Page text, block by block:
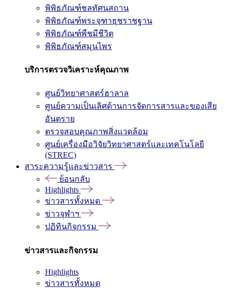
พิพิธภัณฑ์ชลทัศนสถาน
พิพิธภัณฑ์พระจุฑาธุชราชฐาน
พิพิธภัณฑ์พืชมีชีวิต
พิพิธภัณฑ์สมุนไพร
บริการตรวจวิเคราะห์คุณภาพ
ศูนย์วิทยาศาสตร์ฮาลาล
ศูนย์ความเป็นเลิศด้านการจัดการสารและของเสีย
อันตราย
ตรวจสอบคุณภาพสิ่งแวดล้อม
ศูนย์เครื่องมือวิจัยวิทยาศาสตร์และเทคโนโลยี
(STREC)
สาระความรู้และข่าวสาร
ย้อนกลับ
Highlights
ข่าวสารทั้งหมด
ข่าวจุฬาฯ
ปฏิทินกิจกรรม
ข่าวสารและกิจกรรม
Highlights
ข่าวสารทั้งหมด